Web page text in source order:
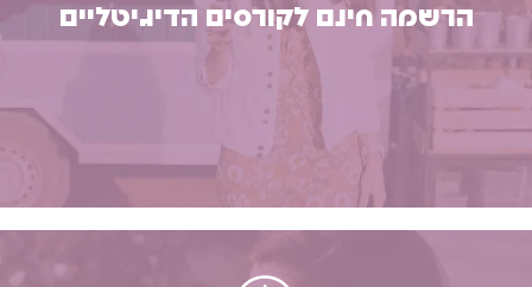
הרשמה חינם לקורסים הדיגיטליים